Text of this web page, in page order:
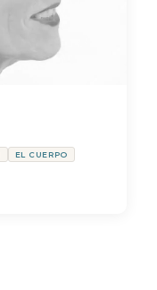
EL CUERPO